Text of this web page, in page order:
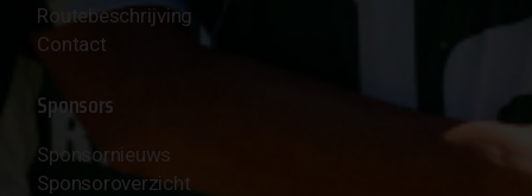
Routebeschrijving
Contact
Sponsors
Sponsornieuws
Sponsoroverzicht